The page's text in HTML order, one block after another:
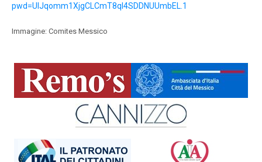
pwd=UlJqomm1XjgCLCmT8ql4SDDNUUmbEL.1
Immagine: Comites Messico